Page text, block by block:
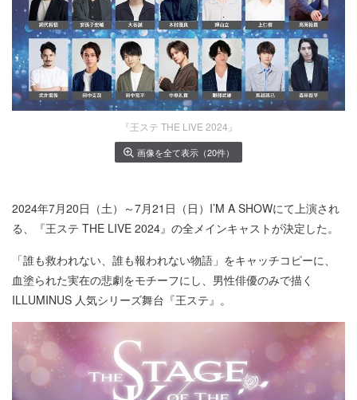
『王ステ THE LIVE 2024』
画像を全て表示（20件）
2024年7月20日（土）～7月21日（日）I’M A SHOWにて上演され
る、『王ステ THE LIVE 2024』の全メインキャストが決定した。
「誰も救われない、誰も報われない物語」をキャッチコピーに、
血塗られた実在の悲劇をモチーフにし、男性俳優のみで描く
ILLUMINUS 人気シリーズ舞台『王ステ』。